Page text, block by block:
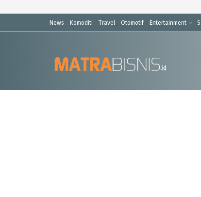
News Komoditi Travel Otomotif Entertainment